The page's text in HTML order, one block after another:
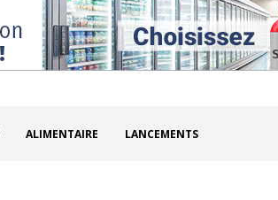
ALIMENTAIRE LANCEMENTS